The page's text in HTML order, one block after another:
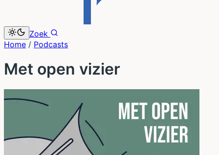
Zoek
Home / Podcasts
Met open vizier